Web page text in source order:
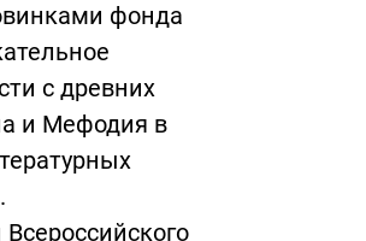
фонда
с древних
и Мефодия в